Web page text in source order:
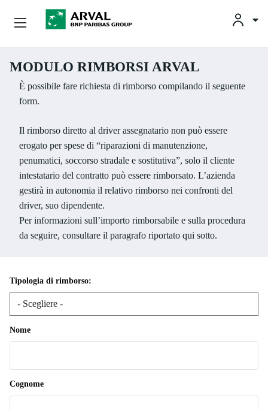
Salta al contenuto principale
MODULO RIMBORSI ARVAL
È possibile fare richiesta di rimborso compilando il seguente
form.
Il rimborso diretto al driver assegnatario non può essere
erogato per spese di “riparazioni di manutenzione,
penumatici, soccorso stradale e sostitutiva”, solo il cliente
intestatario del contratto può essere rimborsato. L’azienda
gestirà in autonomia il relativo rimborso nei confronti del
driver, suo dipendente.
Per informazioni sull’importo rimborsabile e sulla procedura
da seguire, consultare il paragrafo riportato qui sotto.
Tipologia di rimborso:
Nome
Cognome
Noleggio Business
Noleggio Privati
Soluzioni Per L’usato
Arval Italia
Assistenza Clienti